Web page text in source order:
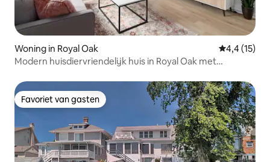
Woning in Royal Oak
4,4 (15)
Modern huisdiervriendelijk huis in Royal Oak met
Favoriet van gasten
Favoriet van gasten